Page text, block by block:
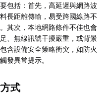
包括：首先，高延遲與網路波
長距離傳輸，易受跨國線路不
其次，本地網路條件不佳也會
、無線訊號干擾嚴重，或背景
含設備安全策略衝突，如防火
發異常提示。
式